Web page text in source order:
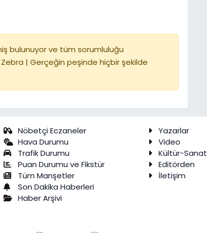
bulunuyor ve tüm sorumluluğu
| Gerçeğin peşinde hiçbir şekilde
Nöbetçi Eczaneler
Hava Durumu
Trafik Durumu
Puan Durumu ve Fikstür
Tüm Manşetler
Son Dakika Haberleri
Haber Arşivi
Yazarlar
Video
Kültür-Sanat
Editörden
İletişim